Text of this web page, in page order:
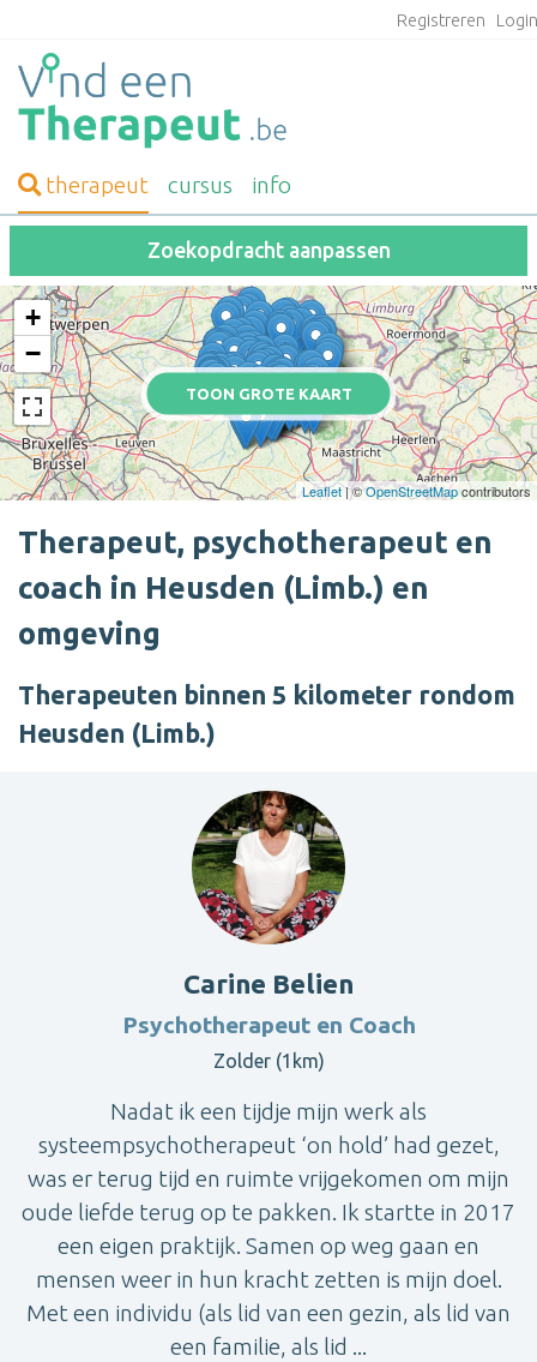
Registreren
therapeut cursus info
Zoekopdracht aanpassen
TOON GROTE KAART
+
−
Leaflet| ©OpenStreetMapcontributors
Therapeut, psychotherapeut en
coach in Heusden (Limb.) en
omgeving
Therapeuten binnen 5 kilometer rondom
Heusden (Limb.)
Carine Belien
Psychotherapeut en Coach
Zolder (1km)
Nadat ik een tijdje mijn werk als
systeempsychotherapeut ‘on hold’ had gezet,
was er terug tijd en ruimte vrijgekomen om mijn
oude liefde terug op te pakken. Ik startte in 2017
een eigen praktijk. Samen op weg gaan en
mensen weer in hun kracht zetten is mijn doel.
Met een individu (als lid van een gezin, als lid van
een familie, als lid ...